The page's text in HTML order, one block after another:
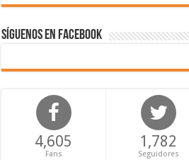
Síguenos en Facebook
4,605
Fans
1,782
Seguidores